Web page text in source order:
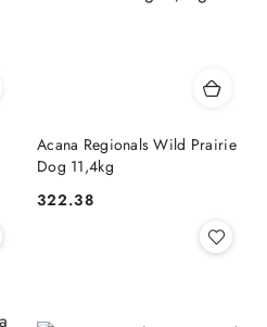
Acana Regionals Wild Prairie
Dog 11,4kg
Cena:
322.38